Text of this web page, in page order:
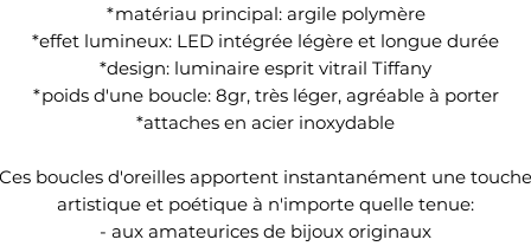
*matériau principal: argile polymère
*effet lumineux: LED intégrée légère et longue durée
*design: luminaire esprit vitrail Tiffany
*poids d'une boucle: 8gr, très léger, agréable à porter
*attaches en acier inoxydable
Ces boucles d'oreilles apportent instantanément une touche
artistique et poétique à n'importe quelle tenue:
- aux amateurices de bijoux originaux